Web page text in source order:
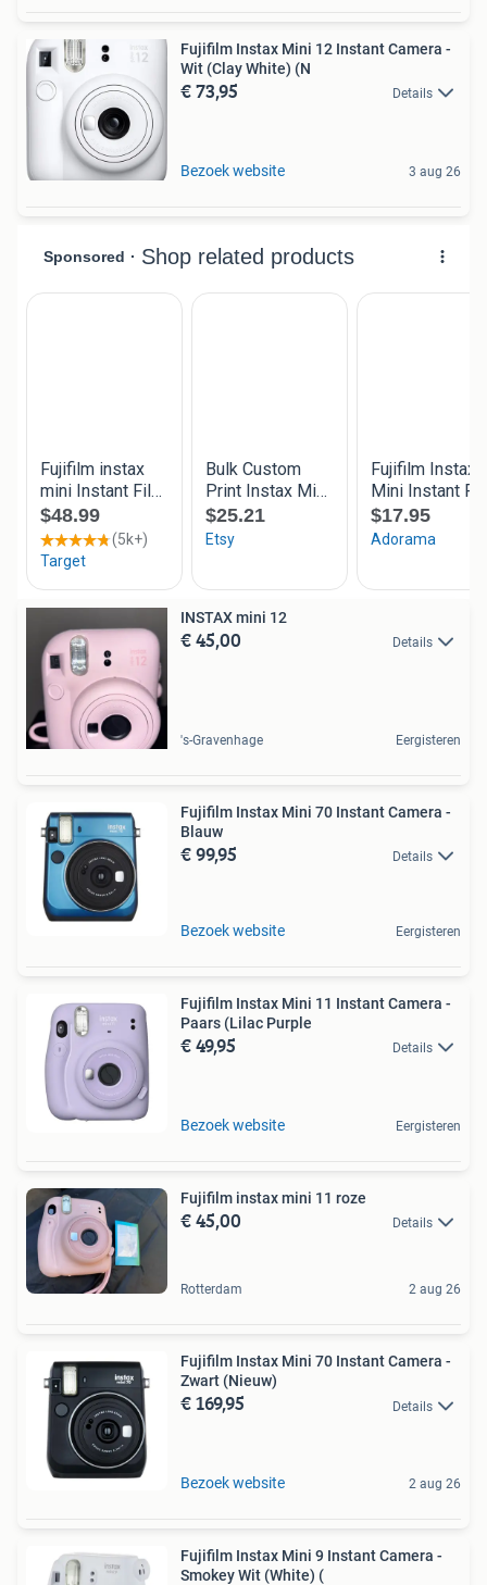
Fujifilm Instax Mini 12 Instant Camera -
Wit (Clay White) (N
€ 73,95 Details
Bezoek website 3 aug 26
INSTAX mini 12
€ 45,00 Details
's-Gravenhage Eergisteren
Fujifilm Instax Mini 70 Instant Camera -
Blauw
€ 99,95 Details
Bezoek website Eergisteren
Fujifilm Instax Mini 11 Instant Camera -
Paars (Lilac Purple
€ 49,95 Details
Bezoek website Eergisteren
Fujifilm instax mini 11 roze
€ 45,00 Details
Rotterdam 2 aug 26
Fujifilm Instax Mini 70 Instant Camera -
Zwart (Nieuw)
€ 169,95 Details
Bezoek website 2 aug 26
Fujifilm Instax Mini 9 Instant Camera -
Smokey Wit (White) (